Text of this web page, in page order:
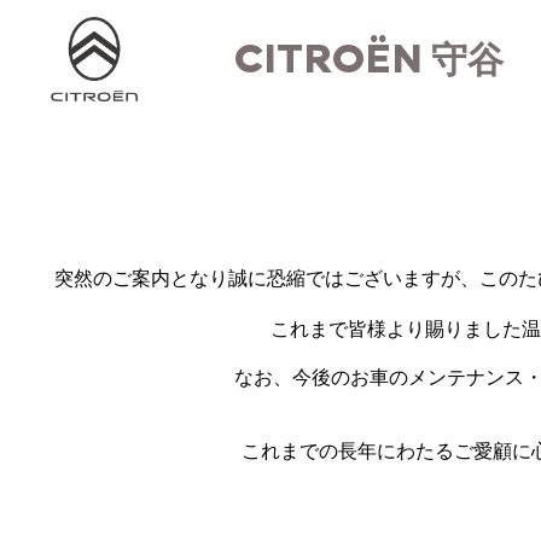
CITROËN 守谷
突然のご案内となり誠に恐縮ではございますが、この
これまで皆様より賜りました
なお、今後のお車のメンテナンス
これまでの長年にわたるご愛顧